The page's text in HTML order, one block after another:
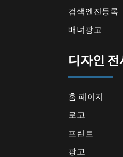
검색엔진등록
배너광고
디자인 전
홈 페이지
로고
프린트
광고